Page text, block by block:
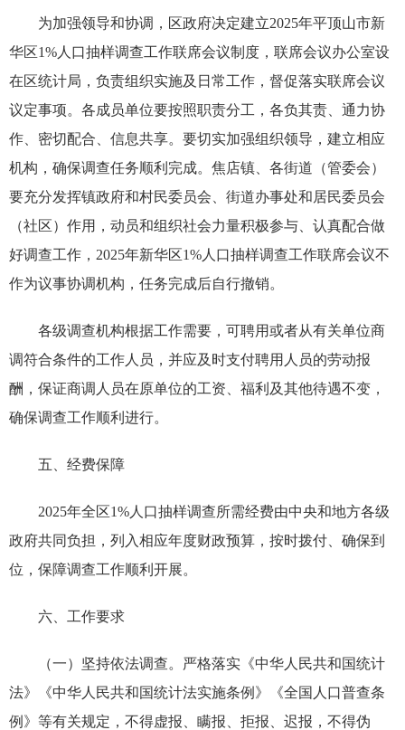
为加强领导和协调，区政府决定建立2025年平顶山市新
华区1%人口抽样调查工作联席会议制度，联席会议办公室设
在区统计局，负责组织实施及日常工作，督促落实联席会议
议定事项。各成员单位要按照职责分工，各负其责、通力协
作、密切配合、信息共享。要切实加强组织领导，建立相应
机构，确保调查任务顺利完成。焦店镇、各街道（管委会）
要充分发挥镇政府和村民委员会、街道办事处和居民委员会
（社区）作用，动员和组织社会力量积极参与、认真配合做
好调查工作，2025年新华区1%人口抽样调查工作联席会议不
作为议事协调机构，任务完成后自行撤销。
各级调查机构根据工作需要，可聘用或者从有关单位商
调符合条件的工作人员，并应及时支付聘用人员的劳动报
酬，保证商调人员在原单位的工资、福利及其他待遇不变，
确保调查工作顺利进行。
五、经费保障
2025年全区1%人口抽样调查所需经费由中央和地方各级
政府共同负担，列入相应年度财政预算，按时拨付、确保到
位，保障调查工作顺利开展。
六、工作要求
（一）坚持依法调查。严格落实《中华人民共和国统计
法》《中华人民共和国统计法实施条例》《全国人口普查条
例》等有关规定，不得虚报、瞒报、拒报、迟报，不得伪